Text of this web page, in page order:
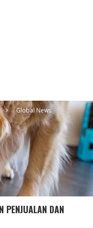
Global News
PENJUALAN DAN